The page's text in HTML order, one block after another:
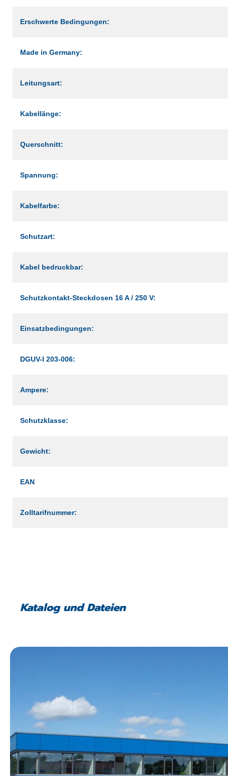
Erschwerte Bedingungen:
Made in Germany:
Leitungsart:
Kabellänge:
Querschnitt:
Spannung:
Kabelfarbe:
Schutzart:
Kabel bedruckbar:
Schutzkontakt-Steckdosen 16 A / 250 V:
Einsatzbedingungen:
DGUV-I 203-006:
Ampere:
Schutzklasse:
Gewicht:
EAN
Zolltarifnummer:
Katalog und Dateien